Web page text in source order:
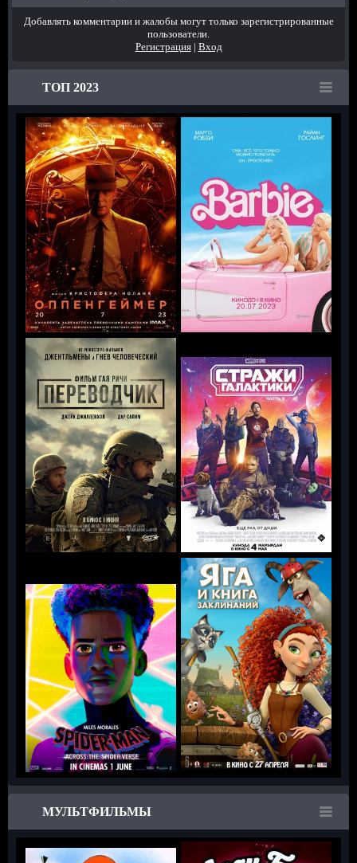
Добавлять комментарии и жалобы могут только зарегистрированные
пользователи.
Регистрация| Вход
ТОП 2023
МУЛЬТФИЛЬМЫ